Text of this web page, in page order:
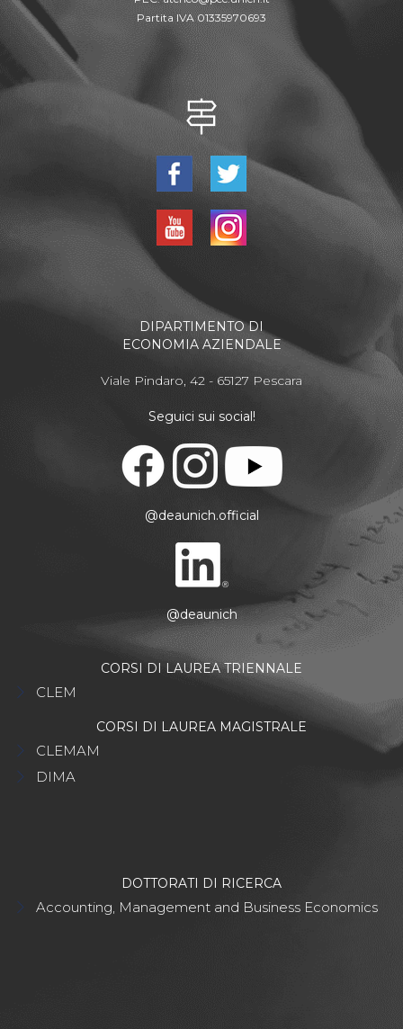
Partita IVA 01335970693
DIPARTIMENTO DI
ECONOMIA AZIENDALE
Viale Pindaro, 42 - 65127 Pescara
Seguici sui social!
@deaunich.official
@deaunich
CORSI DI LAUREA TRIENNALE
CLEM
CORSI DI LAUREA MAGISTRALE
CLEMAM
DIMA
DOTTORATI DI RICERCA
Accounting, Management and Business Economics